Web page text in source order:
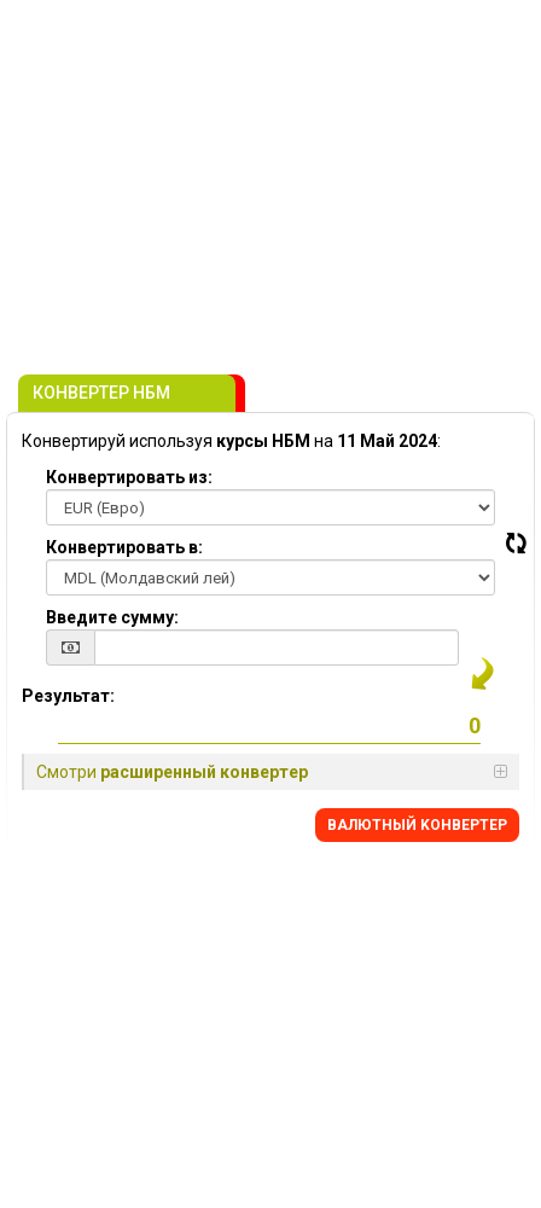
КОНВЕРТЕР НБМ
Конвертируй используя курсы НБМ на 11 Май 2024:
Конвертировать из:
Конвертировать в:
Введите сумму:
Результат:
Смотри расширенный конвертер
BАЛЮТНЫЙ KОНВЕРТЕР